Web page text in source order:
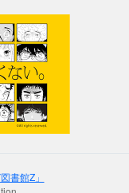
書館Z」